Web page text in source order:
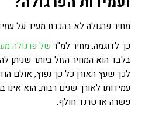
מחיר פרגולה לא בהכרח מעיד על
כך לדוגמה, מחיר למ"ר של פרגולה
בלבד הוא המחיר הזול ביותר שניתן
לכך שעץ האורן כל כך נפוץ, אולם
עמידותו לאורך שנים רבות, הוא
פשרה או טרנד חולף.